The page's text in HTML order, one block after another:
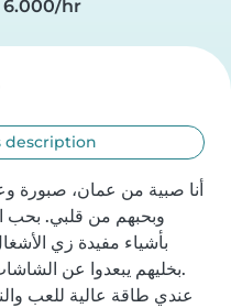
6.000/hr
description
بخليهم يبعدوا عن